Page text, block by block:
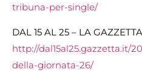
tribuna-per-single/
DAL 15 AL 25 – LA
http://dal15al25.gazzetta.it/
della-giornata-26/